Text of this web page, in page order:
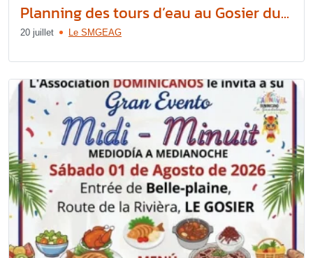
Planning des tours d’eau au Gosier du...
20 juillet Le SMGEAG